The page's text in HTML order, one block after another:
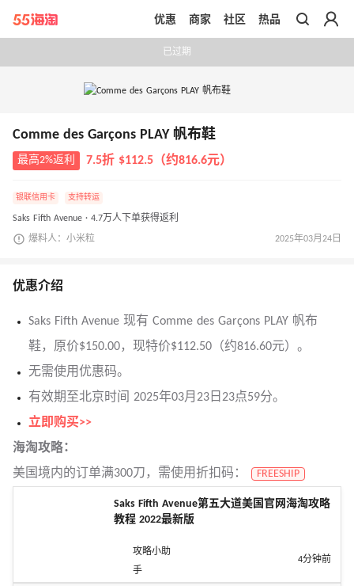
带你去官网买正品
优惠 商家 社区 热品
已过期
Comme des Garçons PLAY 帆布鞋
最高2%返利 7.5折 $112.5（约816.6元）
银联信用卡 支持转运
Saks Fifth Avenue · 4.7万人下单获得返利
爆料人：小米粒 2025年03月24日
优惠介绍
Saks Fifth Avenue 现有 Comme des Garçons PLAY 帆布
鞋，原价$150.00，现特价$112.50（约816.60元）。
无需使用优惠码。
有效期至北京时间 2025年03月23日23点59分。
立即购买>>
海淘攻略：
美国境内的订单满300刀，需使用折扣码：
FREESHIP
Saks Fifth Avenue第五大道美国官网海淘攻略
教程 2022最新版
攻略小助
手
4分钟前